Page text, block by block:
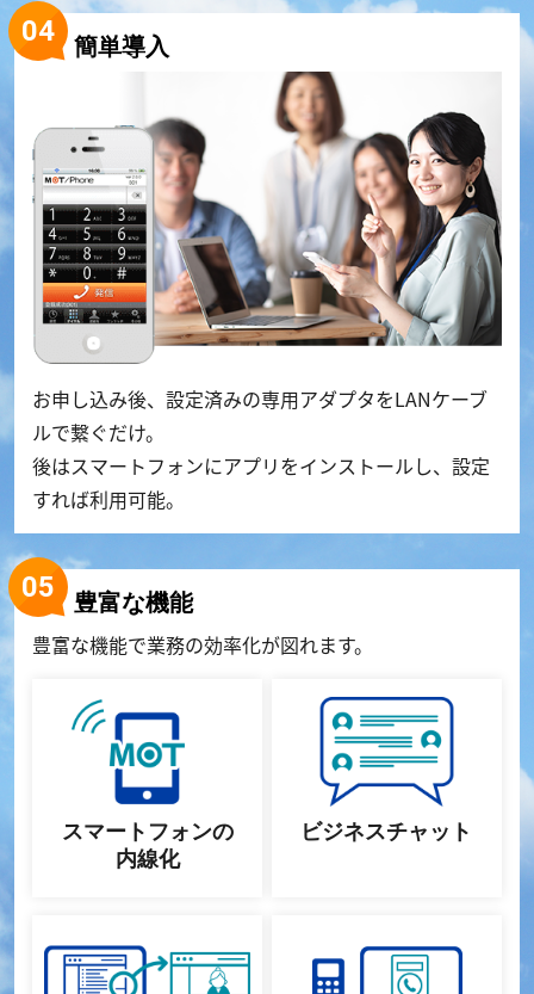
簡単導入
お申し込み後、設定済みの専用アダプタをLANケーブ
ルで繋ぐだけ。
後はスマートフォンにアプリをインストールし、設定
すれば利用可能。
豊富な機能
豊富な機能で業務の効率化が図れます。
スマートフォンの
内線化
ビジネスチャット